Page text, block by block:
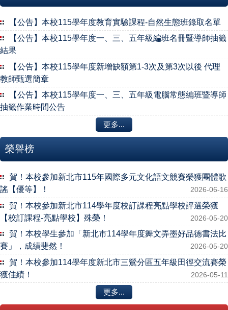
【公告】本校115學年度教育實驗課程-自然生態班錄取名單
【公告】本校115學年度一、三、五年級編班名冊暨導師抽籤
結果
【公告】本校115學年度新增缺額第1-3次及第3次以後 代理
教師甄選簡章
【公告】本校115學年度一、三、五年級電腦常態編班暨導師
抽籤作業時間公告
更多...
榮譽榜
賀！本校參加新北市115年國際多元文化語文競賽榮獲團體歌
謠【優等】！
2026-06-16
賀！本校參加新北市114學年度校訂課程亮點學校評選榮獲
【校訂課程-亮點學校】殊榮！
2026-05-20
賀！本校學生參加「新北市114學年度舞文弄墨好品德書法比
賽」，成績斐然！
2026-05-20
賀！本校參加114學年度新北市三鶯分區五年級田徑交流賽榮
獲佳績！
2026-05-11
更多...